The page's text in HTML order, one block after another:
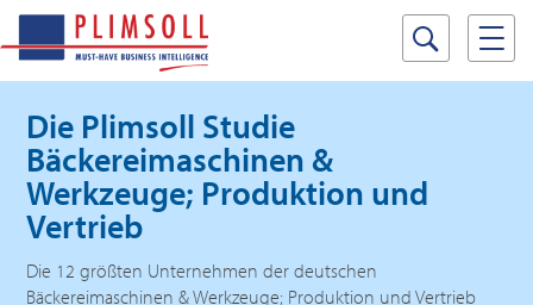
Die Plimsoll Studie
Bäckereimaschinen &
Werkzeuge; Produktion und
Vertrieb
Die 12 größten Unternehmen der deutschen
Bäckereimaschinen & Werkzeuge; Produktion und Vertrieb